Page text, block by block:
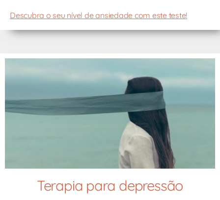
Descubra o seu nível de ansiedade com este teste!
Terapia para depressão